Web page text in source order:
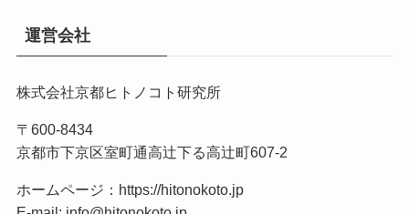
運営会社
株式会社京都ヒトノコト研究所
〒600-8434
京都市下京区室町通高辻下る高辻町607-2
ホームページ： https://hitonokoto.jp